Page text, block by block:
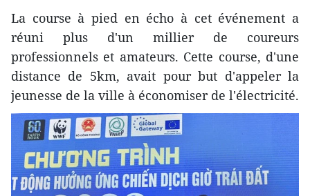
La course à pied en écho à cet événement a
réuni plus d'un millier de coureurs
professionnels et amateurs. Cette course, d'une
distance de 5km, avait pour but d'appeler la
jeunesse de la ville à économiser de l'électricité.